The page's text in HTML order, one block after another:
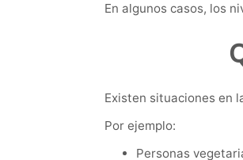
En algunos casos, los
Existen situaciones en
Por ejemplo:
Personas